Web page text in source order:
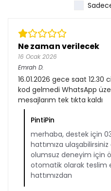
Ne zaman verilecek
16 Ocak 2026
Emrah D.
16.01.2026 gece saat 12.30
kod gelmedi WhatsApp
mesajlarım tek tıkta kaldı
PintiPin
merhaba, destek için
hattımıza ulaşabilirsiniz
olumsuz deneyim için
otomatik olarak teslim
hattımızdan